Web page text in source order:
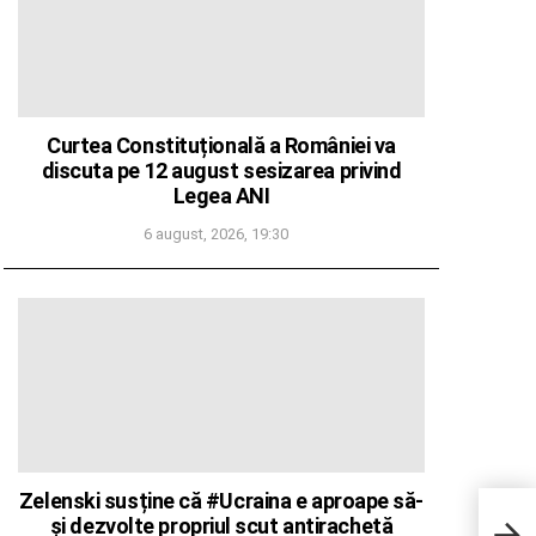
Curtea Constituțională a României va
discuta pe 12 august sesizarea privind
Legea ANI
6 august, 2026, 19:30
Zelenski susține că #Ucraina e aproape să-
și dezvolte propriul scut antirachetă